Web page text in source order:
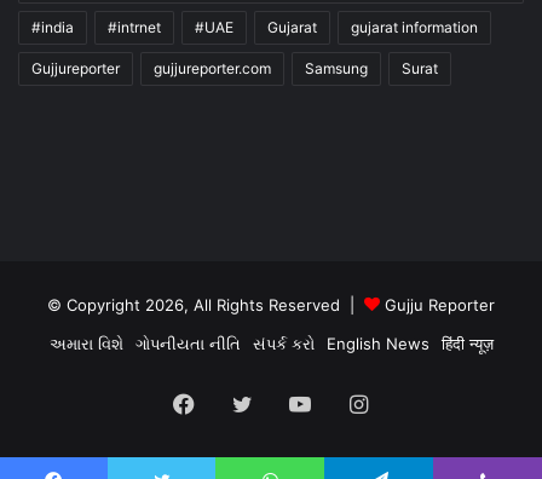
#india #intrnet #UAE Gujarat gujarat information
Gujjureporter gujjureporter.com Samsung Surat
© Copyright 2026, All Rights Reserved |
Gujju Reporter
અમારા વિશે
ગોપનીયતા નીતિ સંપર્ક કરો English News हिंदी न्यूज़
Facebook
Twitter YouTubeInstagram